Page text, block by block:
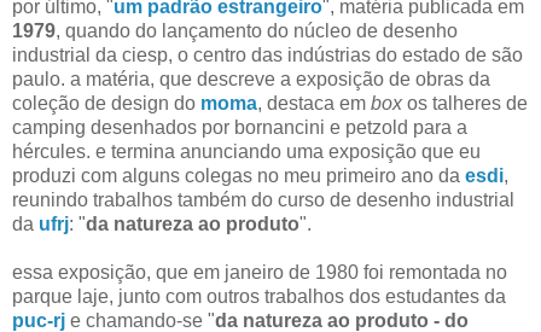
por último, "um padrão estrangeiro", matéria publicada em
1979, quando do lançamento do núcleo de desenho
industrial da ciesp, o centro das indústrias do estado de são
paulo. a matéria, que descreve a exposição de obras da
coleção de design do moma, destaca em box os talheres de
camping desenhados por bornancini e petzold para a
hércules. e termina anunciando uma exposição que eu
produzi com alguns colegas no meu primeiro ano da esdi,
reunindo trabalhos também do curso de desenho industrial
da ufrj: "da natureza ao produto".
essa exposição, que em janeiro de 1980 foi remontada no
parque laje, junto com outros trabalhos dos estudantes da
puc-rj e chamando-se "da natureza ao produto - do